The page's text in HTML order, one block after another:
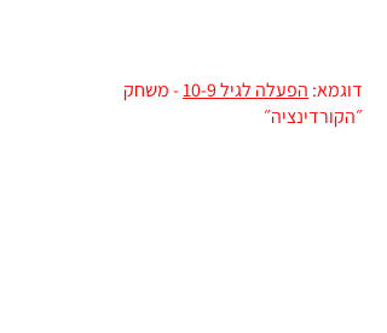
דוגמא: הפעלה לגיל 10-9
- משחק
״הקורדינציה״